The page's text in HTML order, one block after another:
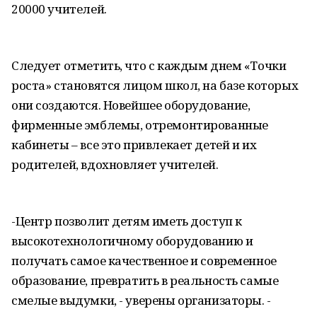
20000 учителей.
Следует отметить, что с каждым днем «Точки
роста» становятся лицом школ, на базе которых
они создаются. Новейшее оборудование,
фирменные эмблемы, отремонтированные
кабинеты – все это привлекает детей и их
родителей, вдохновляет учителей.
-Центр позволит детям иметь доступ к
высокотехнологичному оборудованию и
получать самое качественное и современное
образование, превратить в реальность самые
смелые выдумки, - уверены организаторы. -